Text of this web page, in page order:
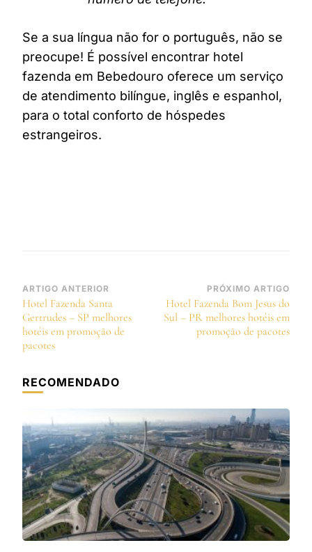
Se a sua língua não for o português, não se
preocupe! É possível encontrar hotel
fazenda em Bebedouro oferece um serviço
de atendimento bilíngue, inglês e espanhol,
para o total conforto de hóspedes
estrangeiros.
Navegação
de
post
ARTIGO ANTERIOR
Hotel Fazenda Santa
Gertrudes – SP melhores
hotéis em promoção de
pacotes
PRÓXIMO ARTIGO
Hotel Fazenda Bom Jesus do
Sul – PR melhores hotéis em
promoção de pacotes
RECOMENDADO